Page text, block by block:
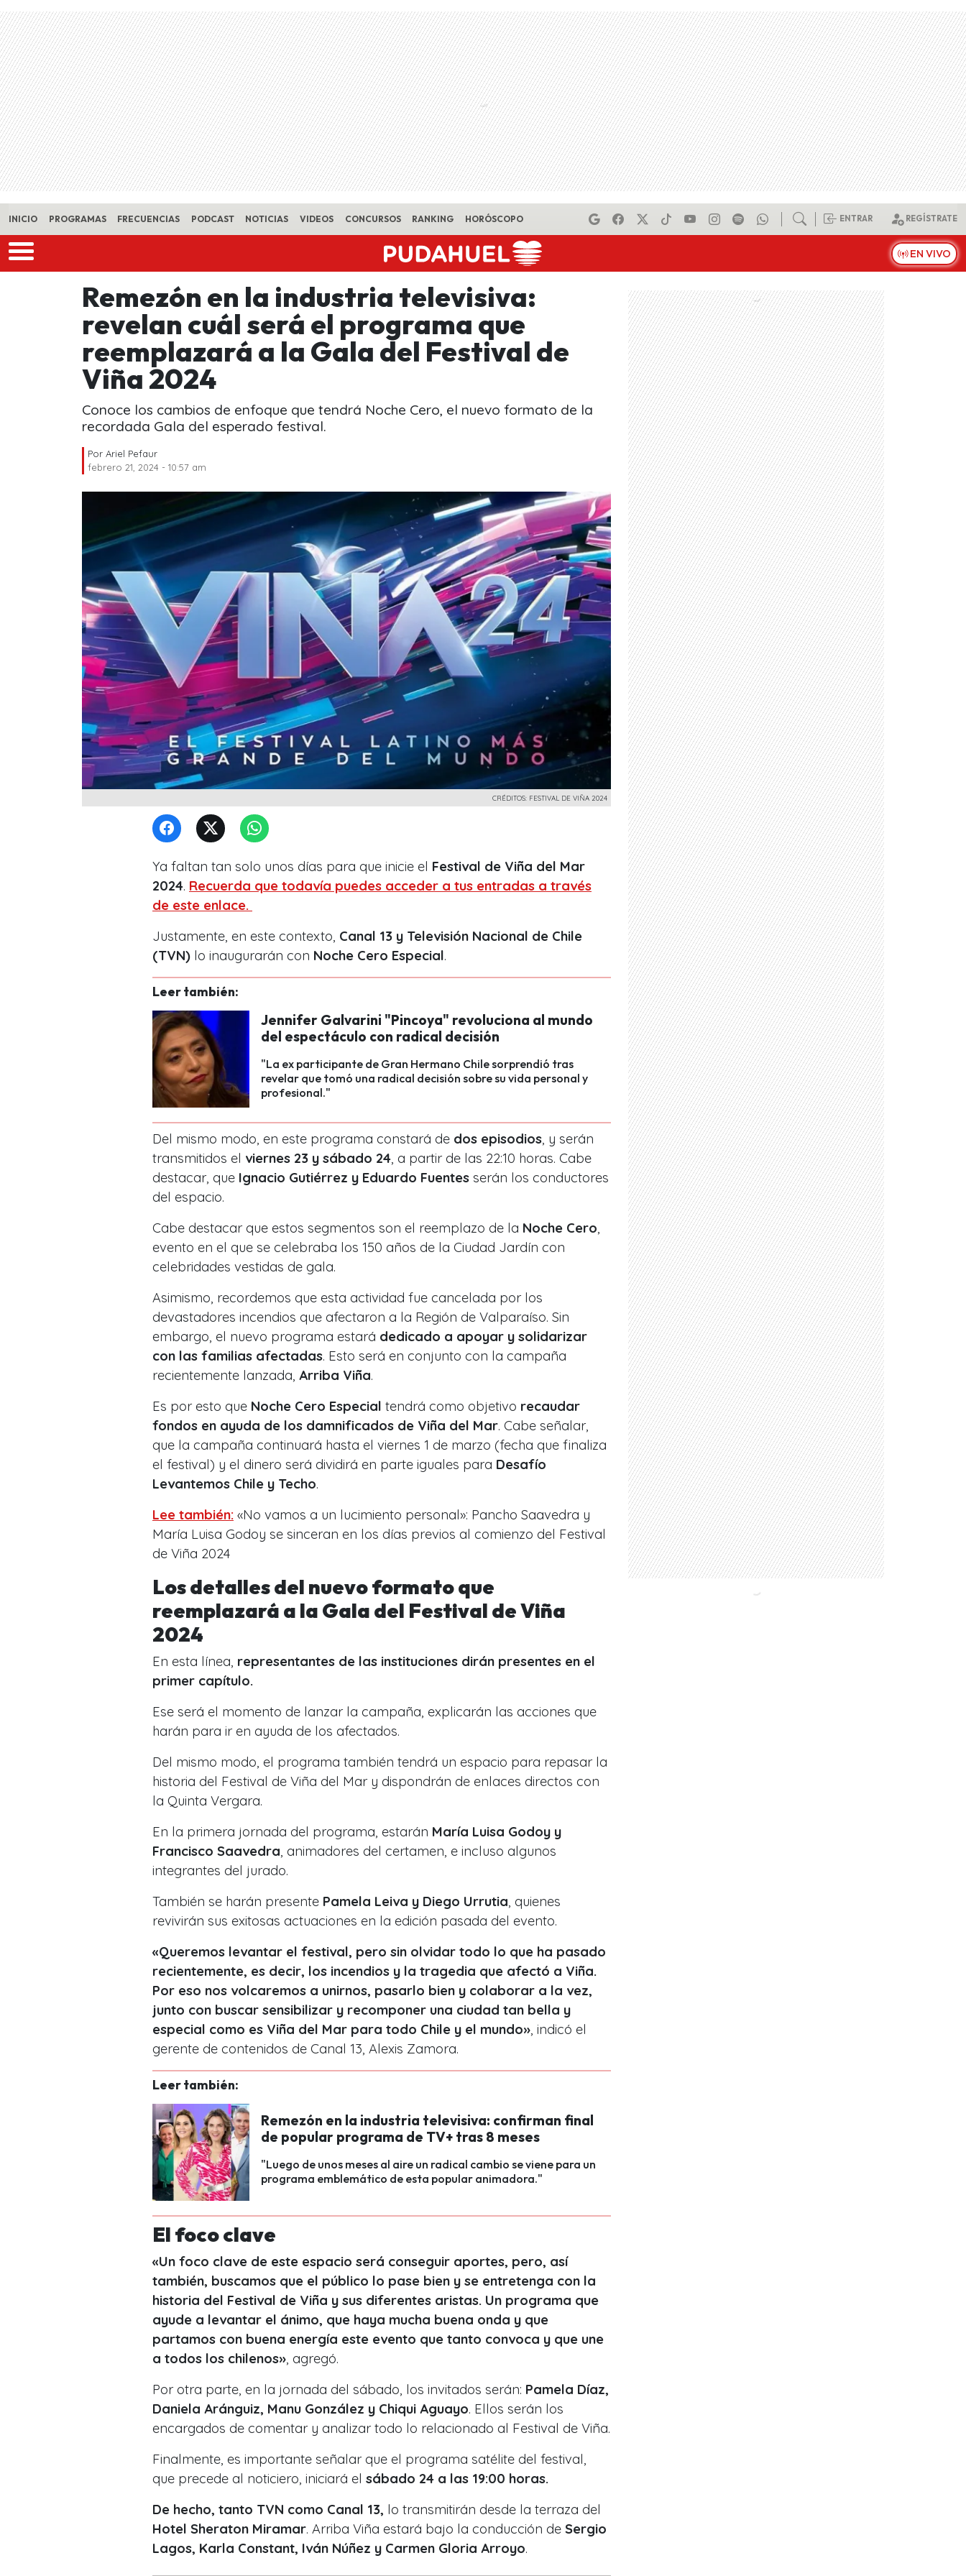
Skip to main content
INICIO PROGRAMAS FRECUENCIAS PODCAST NOTICIAS VIDEOS CONCURSOS RANKING HORÓSCOPO ENTRAR REGÍSTRATE
EN VIVO
Remezón en la industria televisiva:
revelan cuál será el programa que
reemplazará a la Gala del Festival de
Viña 2024
Conoce los cambios de enfoque que tendrá Noche Cero, el nuevo formato de la
recordada Gala del esperado festival.
Por Ariel Pefaur
febrero 21, 2024 - 10:57 am
CRÉDITOS: FESTIVAL DE VIÑA 2024
Ya faltan tan solo unos días para que inicie el Festival de Viña del Mar
2024. Recuerda que todavía puedes acceder a tus entradas a través
de este enlace.
Justamente, en este contexto, Canal 13 y Televisión Nacional de Chile
(TVN) lo inaugurarán con Noche Cero Especial.
Leer también:
Jennifer Galvarini "Pincoya" revoluciona al mundo
del espectáculo con radical decisión
"La ex participante de Gran Hermano Chile sorprendió tras
revelar que tomó una radical decisión sobre su vida personal y
profesional."
Del mismo modo, en este programa constará de dos episodios , y serán
transmitidos el viernes 23 y sábado 24 , a partir de las 22:10 horas. Cabe
destacar, que Ignacio Gutiérrez y Eduardo Fuentes serán los conductores
del espacio.
Cabe destacar que estos segmentos son el reemplazo de la Noche Cero
evento en el que se celebraba los 150 años de la Ciudad Jardín con
celebridades vestidas de gala.
Asimismo, recordemos que esta actividad fue cancelada por los
devastadores incendios que afectaron a la Región de Valparaíso. Sin
embargo, el nuevo programa estará dedicado a apoyar y solidarizar
con las familias afectadas. Esto será en conjunto con la campaña
recientemente lanzada, Arriba Viña.
Es por esto que Noche Cero Especial tendrá como objetivo recaudar
fondos en ayuda de los damnificados de Viña del Mar. Cabe señalar,
que la campaña continuará hasta el viernes 1 de marzo (fecha que finaliza
el festival) y el dinero será dividirá en parte iguales para Desafío
Levantemos Chile y Techo.
Lee también: «No vamos a un lucimiento personal»: Pancho Saavedra y
María Luisa Godoy se sinceran en los días previos al comienzo del Festival
de Viña 2024
Los detalles del nuevo formato que
reemplazará a la Gala del Festival de Viña
2024
En esta línea, representantes de las instituciones dirán presentes en el
primer capítulo.
Ese será el momento de lanzar la campaña, explicarán las acciones que
harán para ir en ayuda de los afectados.
Del mismo modo, el programa también tendrá un espacio para repasar la
historia del Festival de Viña del Mar y dispondrán de enlaces directos con
la Quinta Vergara.
En la primera jornada del programa, estarán María Luisa Godoy y
Francisco Saavedra , animadores del certamen, e incluso algunos
integrantes del jurado.
También se harán presente Pamela Leiva y Diego Urrutia , quienes
revivirán sus exitosas actuaciones en la edición pasada del evento.
«Queremos levantar el festival, pero sin olvidar todo lo que ha pasado
recientemente, es decir, los incendios y la tragedia que afectó a Viña.
Por eso nos volcaremos a unirnos, pasarlo bien y colaborar a la vez,
junto con buscar sensibilizar y recomponer una ciudad tan bella y
especial como es Viña del Mar para todo Chile y el mundo» , indicó el
gerente de contenidos de Canal 13, Alexis Zamora.
Leer también:
Remezón en la industria televisiva: confirman final
de popular programa de TV+ tras 8 meses
"Luego de unos meses al aire un radical cambio se viene para un
programa emblemático de esta popular animadora."
El foco clave
«Un foco clave de este espacio será conseguir aportes, pero, así
también, buscamos que el público lo pase bien y se entretenga con la
historia del Festival de Viña y sus diferentes aristas. Un programa que
ayude a levantar el ánimo, que haya mucha buena onda y que
partamos con buena energía este evento que tanto convoca y que une
a todos los chilenos» , agregó.
Por otra parte, en la jornada del sábado, los invitados serán: Pamela Díaz,
Daniela Aránguiz, Manu González y Chiqui Aguayo. Ellos serán los
encargados de comentar y analizar todo lo relacionado al Festival de Viña.
Finalmente, es importante señalar que el programa satélite del festival,
que precede al noticiero, iniciará el sábado 24 a las 19:00 horas.
De hecho, tanto TVN como Canal 13, lo transmitirán desde la terraza del
Hotel Sheraton Miramar. Arriba Viña estará bajo la conducción de Sergio
Lagos, Karla Constant, Iván Núñez y Carmen Gloria Arroyo.